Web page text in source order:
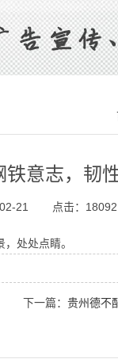
意志，韧性
21 点击：18092
处处点睛。
下一篇： 贵州德不